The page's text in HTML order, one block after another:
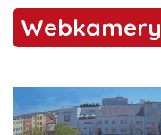
Webkamery